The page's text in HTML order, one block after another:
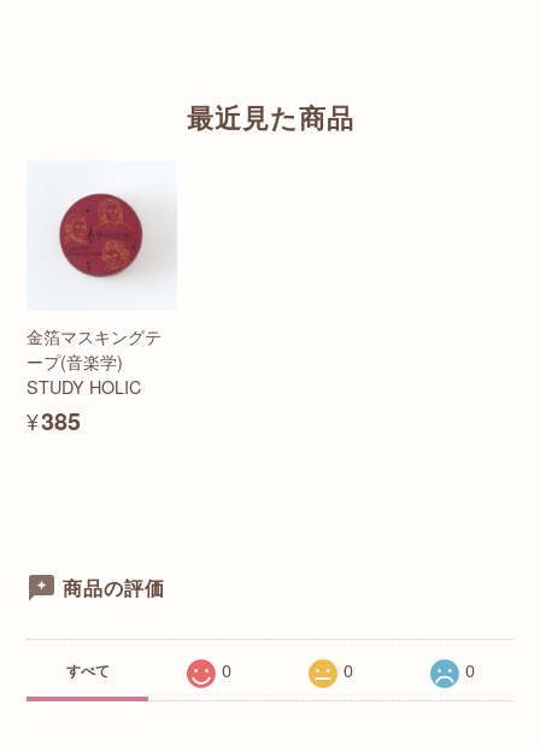
最近見た商品
金箔マスキングテ
ープ(音楽学)
STUDY HOLIC
¥385
商品の評価
すべて 0 0 0